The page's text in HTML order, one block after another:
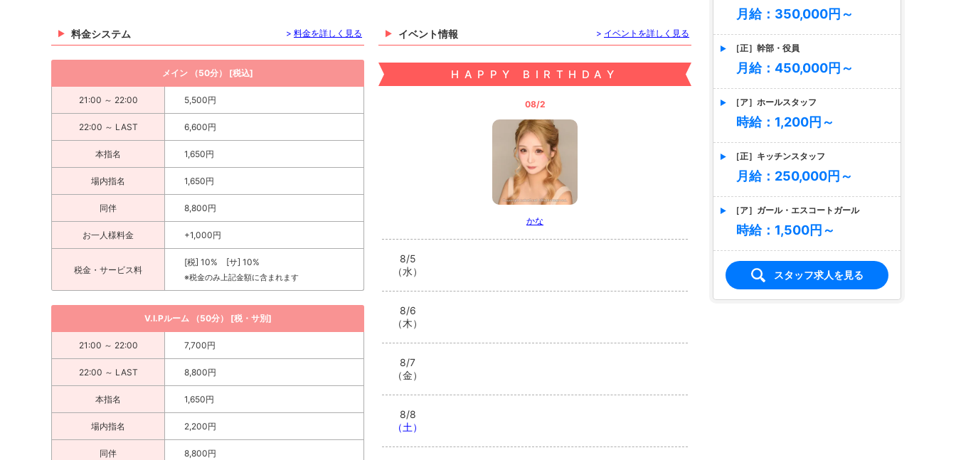
イベント情報 > イベントを詳しく見る
HAPPY BIRTHDAY
08/2
かな
8/5
（水）
8/6
（木）
8/7
（金）
8/8
（土）
料金システム > 料金を詳しく見る
メイン （50分） [税込]
21:00 ～ 22:00 5,500円
22:00 ～ LAST 6,600円
本指名 1,650円
場内指名 1,650円
同伴 8,800円
お一人様料金 +1,000円
税金・サービス料
[税] 10% [サ] 10%
※税金のみ上記金額に含まれます
V.I.Pルーム （50分） [税・サ別]
21:00 ～ 22:00 7,700円
22:00 ～ LAST 8,800円
本指名 1,650円
場内指名 2,200円
同伴 8,800円
月給：350,000円～
［正］幹部・役員
月給：450,000円～
［ア］ホールスタッフ
時給：1,200円～
［正］キッチンスタッフ
月給：250,000円～
［ア］ガール・エスコートガール
時給：1,500円～
スタッフ求人を見る